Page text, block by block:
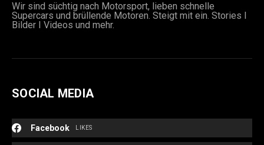
Wir sind süchtig nach Motorsport, lieben schnelle
Supercars und brüllende Motoren. Steigt mit ein. Stories I
Bilder I Videos und mehr.
SOCIAL MEDIA
Facebook LIKES